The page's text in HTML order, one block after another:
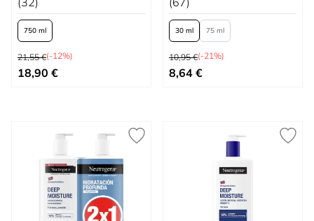
750 ml
Prix normal
21,55 €(-12%)
À partir de
18,90 €
30 ml 75 ml
Prix normal
10,95 €(-21%)
À partir de
8,64 €